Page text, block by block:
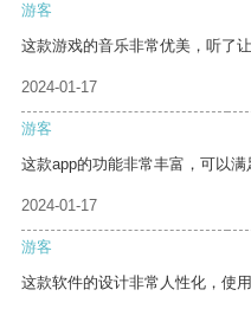
游客
这款游戏的音乐非常优美，听了让
2024-01-17
游客
这款app的功能非常丰富，可以满
2024-01-17
游客
这款软件的设计非常人性化，使